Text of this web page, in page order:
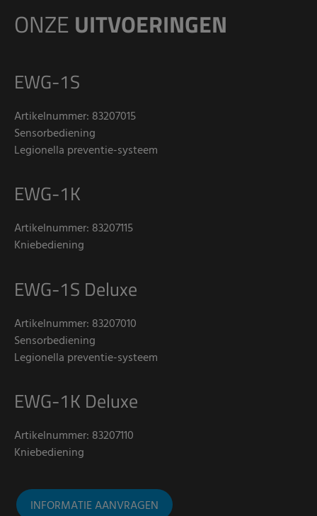
ONZE UITVOERINGEN
EWG-1S
Artikelnummer: 83207015
Sensorbediening
Legionella preventie-systeem
EWG-1K
Artikelnummer: 83207115
Kniebediening
EWG-1S Deluxe
Artikelnummer: 83207010
Sensorbediening
Legionella preventie-systeem
EWG-1K Deluxe
Artikelnummer: 83207110
Kniebediening
INFORMATIE AANVRAGEN